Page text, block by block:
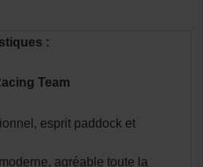
:
Team
esprit paddock et
agréable toute la